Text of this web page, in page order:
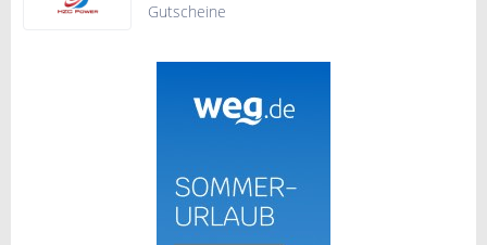
Gutscheine